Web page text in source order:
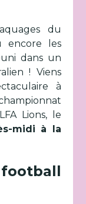
du
encore les
dans un
! Viens
à
Lions, le
midi à la